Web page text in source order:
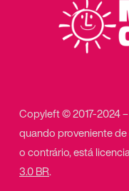
Copyleft © 2017-2024
quando proveniente
o contrário, está
3.0 BR.